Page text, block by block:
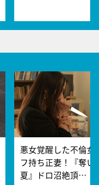
悪女覚醒した不倫女
フ持ち正妻！『奪い
夏』ドロ沼絶頂…